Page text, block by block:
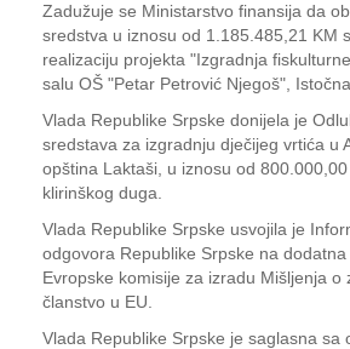
Zadužuje se Ministarstvo finansija da
sredstva u iznosu od 1.185.485,21 KM
realizaciju projekta "Izgradnja
salu OŠ "Petar Petrović Njegoš",
Vlada Republike Srpske donijela je
sredstava za izgradnju dječijeg vrtića u
opština Laktaši, u iznosu od
klirinškog duga.
Vlada Republike Srpske usvojila je
odgovora Republike Srpske na
Evropske komisije za izradu Mišljenja o
članstvo u EU.
Vlada Republike Srpske je saglasna sa